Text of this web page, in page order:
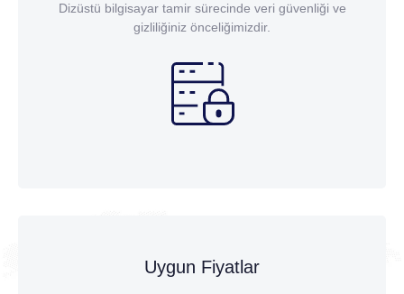
Dizüstü bilgisayar tamir sürecinde veri güvenliği ve
gizliliğiniz önceliğimizdir.
Uygun Fiyatlar